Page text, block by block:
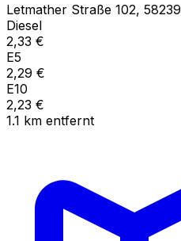
Letmather Straße 102, 58239
Diesel
2,33 €
E5
2,29 €
E10
2,23 €
1.1 km entfernt